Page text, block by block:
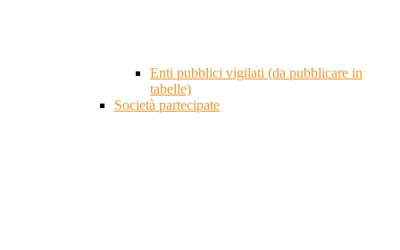
Enti pubblici vigilati (da pubblicare in
tabelle)
Società partecipate